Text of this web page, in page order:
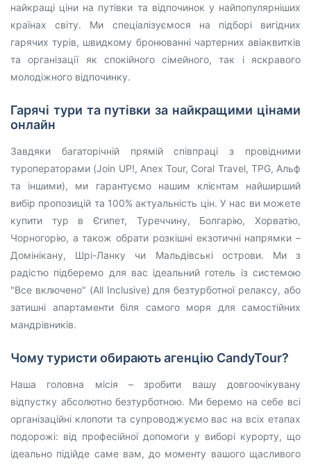
найкращі ціни на путівки та відпочинок у найпопулярніших
країнах світу. Ми спеціалізуємося на підборі вигідних
гарячих турів, швидкому бронюванні чартерних авіаквитків
та організації як спокійного сімейного, так і яскравого
молодіжного відпочинку.
Гарячі тури та путівки за найкращими цінами
онлайн
Завдяки багаторічній прямій співпраці з провідними
туроператорами (Join UP!, Anex Tour, Coral Travel, TPG, Альф
та іншими), ми гарантуємо нашим клієнтам найширший
вибір пропозицій та 100% актуальність цін. У нас ви можете
купити тур в Єгипет, Туреччину, Болгарію, Хорватію,
Чорногорію, а також обрати розкішні екзотичні напрямки –
Домінікану, Шрі-Ланку чи Мальдівські острови. Ми з
радістю підберемо для вас ідеальний готель із системою
"Все включено" (All Inclusive) для безтурботної релаксу, або
затишні апартаменти біля самого моря для самостійних
мандрівників.
Чому туристи обирають агенцію CandyTour?
Наша головна місія – зробити вашу довгоочікувану
відпустку абсолютно безтурботною. Ми беремо на себе всі
організаційні клопоти та супроводжуємо вас на всіх етапах
подорожі: від професійної допомоги у виборі курорту, що
ідеально підійде саме вам, до моменту вашого щасливого